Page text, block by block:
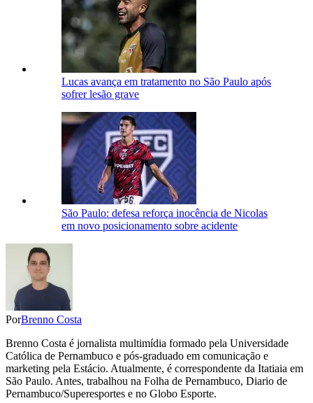
Lucas avança em tratamento no São Paulo após
sofrer lesão grave
São Paulo: defesa reforça inocência de Nicolas
em novo posicionamento sobre acidente
PorBrenno Costa
Brenno Costa é jornalista multimídia formado pela Universidade
Católica de Pernambuco e pós-graduado em comunicação e
marketing pela Estácio. Atualmente, é correspondente da Itatiaia em
São Paulo. Antes, trabalhou na Folha de Pernambuco, Diario de
Pernambuco/Superesportes e no Globo Esporte.